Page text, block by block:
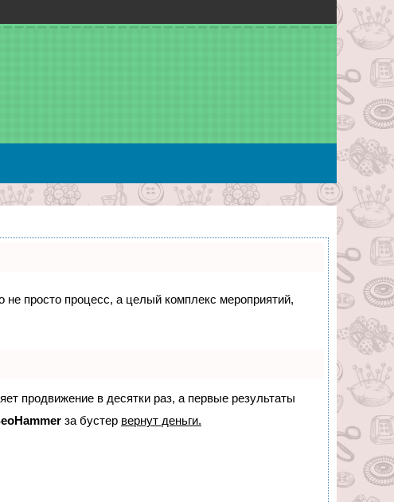
не просто процесс, а целый комплекс мероприятий,
продвижение в десятки раз, а первые результаты
за бустер вернут деньги.